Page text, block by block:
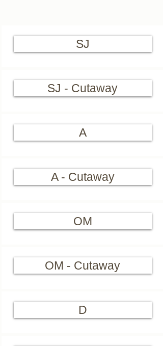
SJ
SJ - Cutaway
A
A - Cutaway
OM
OM - Cutaway
D